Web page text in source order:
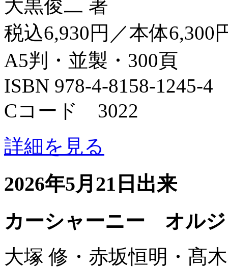
大黒俊二 著
税込6,930円／本体6,300
A5判・並製・300頁
ISBN 978-4-8158-1245-4
Cコード 3022
詳細を見る
2026年5月21日出来
カーシャーニー オル
大塚 修・赤坂恒明・髙